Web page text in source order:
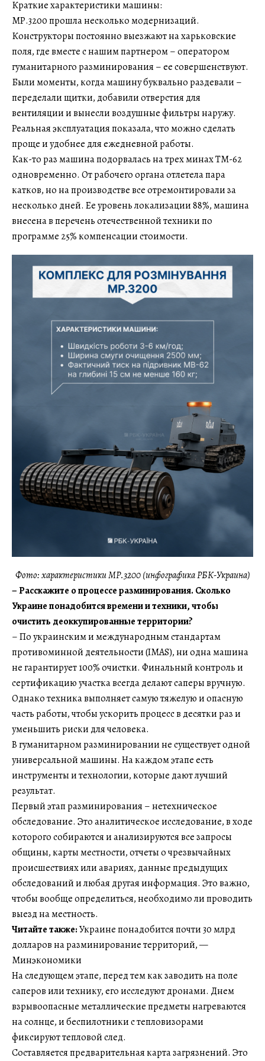
Краткие характеристики машины:
МР.3200 прошла несколько модернизаций.
Конструкторы постоянно выезжают на харьковские
поля, где вместе с нашим партнером – оператором
гуманитарного разминирования – ее совершенствуют.
Были моменты, когда машину буквально раздевали –
переделали щитки, добавили отверстия для
вентиляции и вынесли воздушные фильтры наружу.
Реальная эксплуатация показала, что можно сделать
проще и удобнее для ежедневной работы.
Как-то раз машина подорвалась на трех минах ТМ-62
одновременно. От рабочего органа отлетела пара
катков, но на производстве все отремонтировали за
несколько дней. Ее уровень локализации 88%, машина
внесена в перечень отечественной техники по
программе 25% компенсации стоимости.
Фото: характеристики МР.3200 (инфографика РБК-Украина)
– Расскажите о процессе разминирования. Сколько
Украине понадобится времени и техники, чтобы
очистить деоккупированные территории?
– По украинским и международным стандартам
противоминной деятельности (IMAS), ни одна машина
не гарантирует 100% очистки. Финальный контроль и
сертификацию участка всегда делают саперы вручную.
Однако техника выполняет самую тяжелую и опасную
часть работы, чтобы ускорить процесс в десятки раз и
уменьшить риски для человека.
В гуманитарном разминировании не существует одной
универсальной машины. На каждом этапе есть
инструменты и технологии, которые дают лучший
результат.
Первый этап разминирования – нетехническое
обследование. Это аналитическое исследование, в ходе
которого собираются и анализируются все запросы
общины, карты местности, отчеты о чрезвычайных
происшествиях или авариях, данные предыдущих
обследований и любая другая информация. Это важно,
чтобы вообще определиться, необходимо ли проводить
выезд на местность.
Читайте также:Украине понадобится почти 30 млрд
долларов на разминирование территорий, —
Минэкономики
На следующем этапе, перед тем как заводить на поле
саперов или технику, его исследуют дронами. Днем
взрывоопасные металлические предметы нагреваются
на солнце, и беспилотники с тепловизорами
фиксируют тепловой след.
Составляется предварительная карта загрязнений. Это